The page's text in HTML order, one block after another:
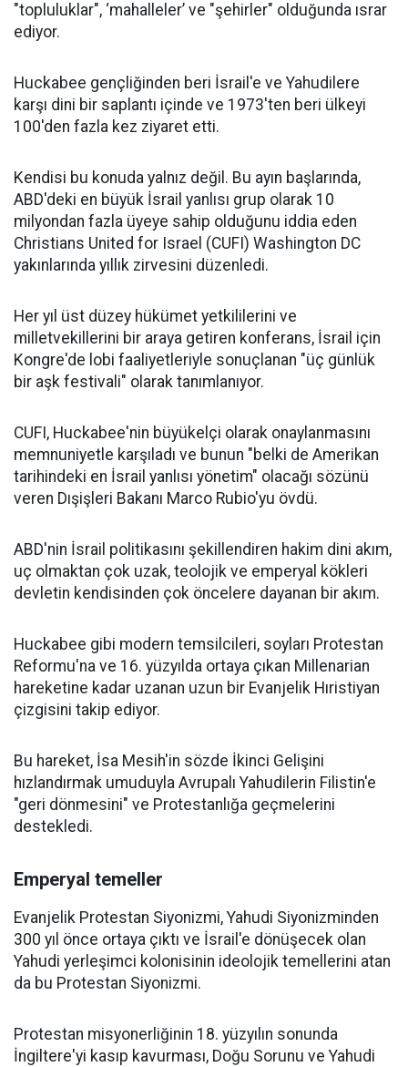
"topluluklar", ‘mahalleler’ ve "şehirler" olduğunda ısrar
ediyor.
Huckabee gençliğinden beri İsrail'e ve Yahudilere
karşı dini bir saplantı içinde ve 1973'ten beri ülkeyi
100'den fazla kez ziyaret etti.
Kendisi bu konuda yalnız değil. Bu ayın başlarında,
ABD'deki en büyük İsrail yanlısı grup olarak 10
milyondan fazla üyeye sahip olduğunu iddia eden
Christians United for Israel (CUFI) Washington DC
yakınlarında yıllık zirvesini düzenledi.
Her yıl üst düzey hükümet yetkililerini ve
milletvekillerini bir araya getiren konferans, İsrail için
Kongre'de lobi faaliyetleriyle sonuçlanan "üç günlük
bir aşk festivali" olarak tanımlanıyor.
CUFI, Huckabee'nin büyükelçi olarak onaylanmasını
memnuniyetle karşıladı ve bunun "belki de Amerikan
tarihindeki en İsrail yanlısı yönetim" olacağı sözünü
veren Dışişleri Bakanı Marco Rubio'yu övdü.
ABD'nin İsrail politikasını şekillendiren hakim dini akım,
uç olmaktan çok uzak, teolojik ve emperyal kökleri
devletin kendisinden çok öncelere dayanan bir akım.
Huckabee gibi modern temsilcileri, soyları Protestan
Reformu'na ve 16. yüzyılda ortaya çıkan Millenarian
hareketine kadar uzanan uzun bir Evanjelik Hıristiyan
çizgisini takip ediyor.
Bu hareket, İsa Mesih'in sözde İkinci Gelişini
hızlandırmak umuduyla Avrupalı Yahudilerin Filistin'e
"geri dönmesini" ve Protestanlığa geçmelerini
destekledi.
Emperyal temeller
Evanjelik Protestan Siyonizmi, Yahudi Siyonizminden
300 yıl önce ortaya çıktı ve İsrail'e dönüşecek olan
Yahudi yerleşimci kolonisinin ideolojik temellerini atan
da bu Protestan Siyonizmi.
Protestan misyonerliğinin 18. yüzyılın sonunda
İngiltere'yi kasıp kavurması, Doğu Sorunu ve Yahudi